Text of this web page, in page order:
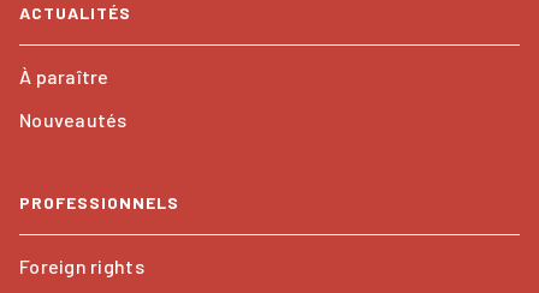
ACTUALITÉS
À paraître
Nouveautés
PROFESSIONNELS
Foreign rights